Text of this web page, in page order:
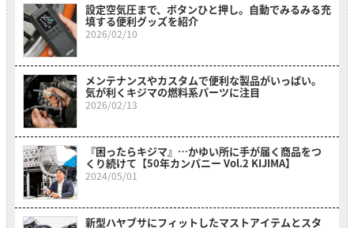
設定空気圧まで、ボタンひと押し。自動でみるみる充
填する便利グッズを紹介
2026/02/10
メンテナンスやカスタムで便利な製品がいっぱい。
気が利くキジマの燃料系パーツに注目
2026/02/13
『困ったらキジマ』…かゆい所に手が届く商品をつ
くり続けて【50年カンパニー Vol.2 KIJIMA】
2024/05/01
新型ハヤブサにフィットしたマストアイテムとスタ